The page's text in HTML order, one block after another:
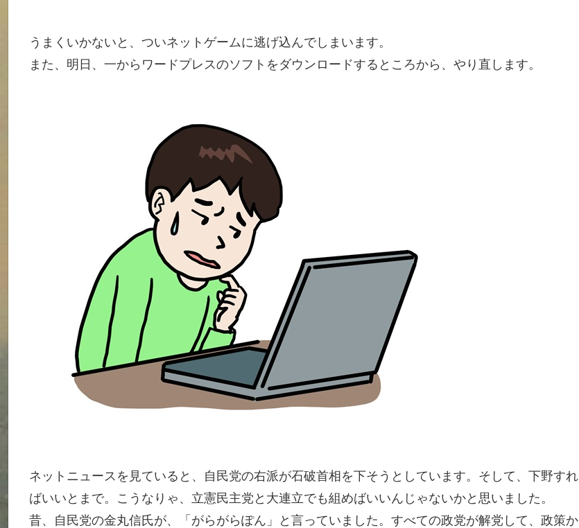
うまくいかないと、ついネットゲームに逃げ込んでしまいます。
また、明日、一からワードプレスのソフトをダウンロードするところから、やり直します。
ネットニュースを見ていると、自民党の右派が石破首相を下そうとしています。そして、下野すれ
ばいいとまで。こうなりゃ、立憲民主党と大連立でも組めばいいんじゃないかと思いました。
昔、自民党の金丸信氏が、「がらがらぽん」と言っていました。すべての政党が解党して、政策か